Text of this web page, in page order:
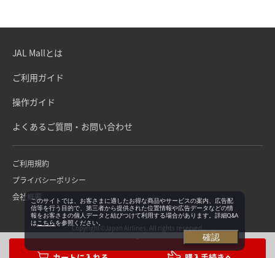
JAL Mallとは
ご利用ガイド
操作ガイド
よくあるご質問・お問い合わせ
ご利用規約
プライバシーポリシー
会社概要
Copyright©Japan Airlines. All rights reserved.
このサイトでは、お客さまに適したお得な商品やサービスの案内、広告配
信等を行う目的で、第三者から提供された位置情報や広告データなどの情
報をお客さまの個人データと結びつけて利用する場合があります。詳細Q&A
は こちらを参照ください。
確認